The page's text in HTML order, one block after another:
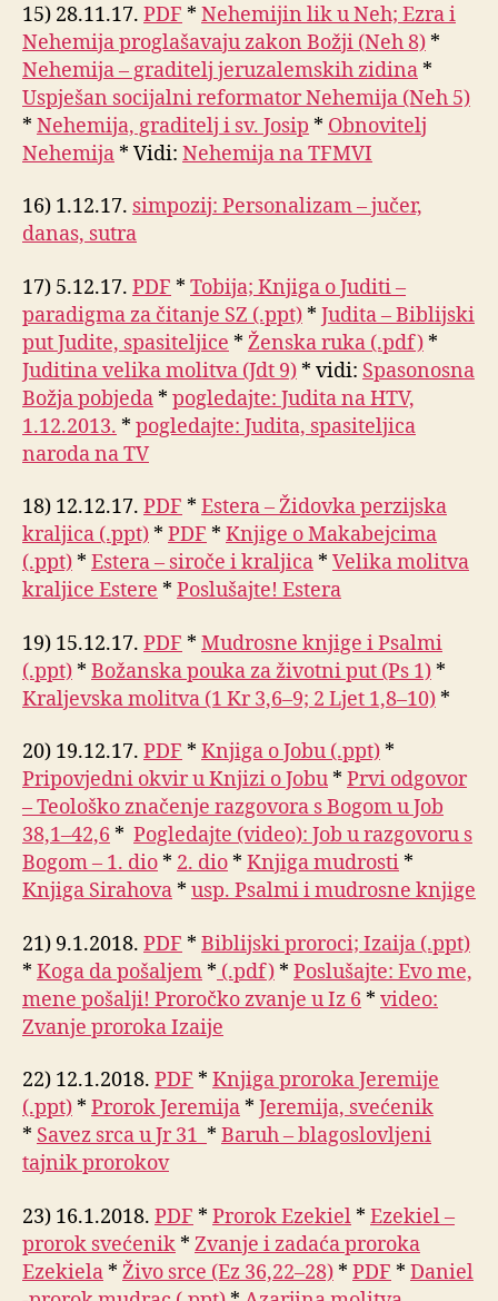
15) 28.11.17. PDF * Nehemijin lik u Neh; Ezra i
Nehemija proglašavaju zakon Božji (Neh 8) *
Nehemija – graditelj jeruzalemskih zidina *
Uspješan socijalni reformator Nehemija (Neh 5)
* Nehemija, graditelj i sv. Josip * Obnovitelj
Nehemija * Vidi: Nehemija na TFMVI
16) 1.12.17. simpozij: Personalizam – jučer,
danas, sutra
17) 5.12.17. PDF * Tobija; Knjiga o Juditi –
paradigma za čitanje SZ (.ppt) * Judita – Biblijski
put Judite, spasiteljice * Ženska ruka (.pdf) *
Juditina velika molitva (Jdt 9) * vidi: Spasonosna
Božja pobjeda * pogledajte: Judita na HTV,
1.12.2013. * pogledajte: Judita, spasiteljica
naroda na TV
18) 12.12.17. PDF * Estera – Židovka perzijska
kraljica (.ppt) * PDF * Knjige o Makabejcima
(.ppt) * Estera – siroče i kraljica * Velika molitva
kraljice Estere * Poslušajte! Estera
19) 15.12.17. PDF * Mudrosne knjige i Psalmi
(.ppt) * Božanska pouka za životni put (Ps 1) *
Kraljevska molitva (1 Kr 3,6–9; 2 Ljet 1,8–10) *
20) 19.12.17. PDF * Knjiga o Jobu (.ppt) *
Pripovjedni okvir u Knjizi o Jobu * Prvi odgovor
– Teološko značenje razgovora s Bogom u Job
38,1–42,6 * Pogledajte (video): Job u razgovoru s
Bogom – 1. dio * 2. dio * Knjiga mudrosti *
Knjiga Sirahova * usp. Psalmi i mudrosne knjige
21) 9.1.2018. PDF * Biblijski proroci; Izaija (.ppt)
* Koga da pošaljem * (.pdf) * Poslušajte: Evo me,
mene pošalji! Proročko zvanje u Iz 6 * video:
Zvanje proroka Izaije
22) 12.1.2018. PDF * Knjiga proroka Jeremije
(.ppt) * Prorok Jeremija * Jeremija, svećenik
* Savez srca u Jr 31 * Baruh – blagoslovljeni
tajnik prorokov
23) 16.1.2018. PDF * Prorok Ezekiel * Ezekiel –
prorok svećenik * Zvanje i zadaća proroka
Ezekiela * Živo srce (Ez 36,22–28) * PDF * Daniel